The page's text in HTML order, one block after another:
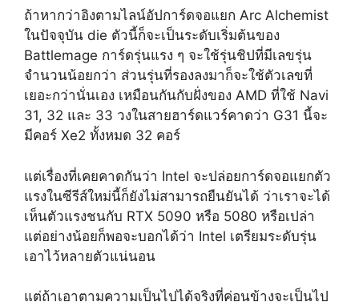
ถ้าหากว่าอิงตามไลน์อัปการ์ดจอแยก Arc Alchemist
ในปัจจุบัน die ตัวนี้ก็จะเป็นระดับเริ่มต้นของ
Battlemage การ์ดรุ่นแรง ๆ จะใช้รุ่นชิปที่มีเลขรุ่น
จำนวนน้อยกว่า ส่วนรุ่นที่รองลงมาก็จะใช้ตัวเลขที่
เยอะกว่านั่นเอง เหมือนกันกับฝั่งของ AMD ที่ใช้ Navi
31, 32 และ 33 วงในสายฮาร์ดแวร์คาดว่า G31 นี้จะ
มีคอร์ Xe2 ทั้งหมด 32 คอร์
แต่เรื่องที่เคยคาดกันว่า Intel จะปล่อยการ์ดจอแยกตัว
แรงในซีรีส์ใหม่นี้ก็ยังไม่สามารถยืนยันได้ ว่าเราจะได้
เห็นตัวแรงชนกับ RTX 5090 หรือ 5080 หรือเปล่า
แต่อย่างน้อยก็พอจะบอกได้ว่า Intel เตรียมระดับรุ่น
เอาไว้หลายตัวแน่นอน
แต่ถ้าเอาตามความเป็นไปได้จริงที่ค่อนข้างจะเป็นไป